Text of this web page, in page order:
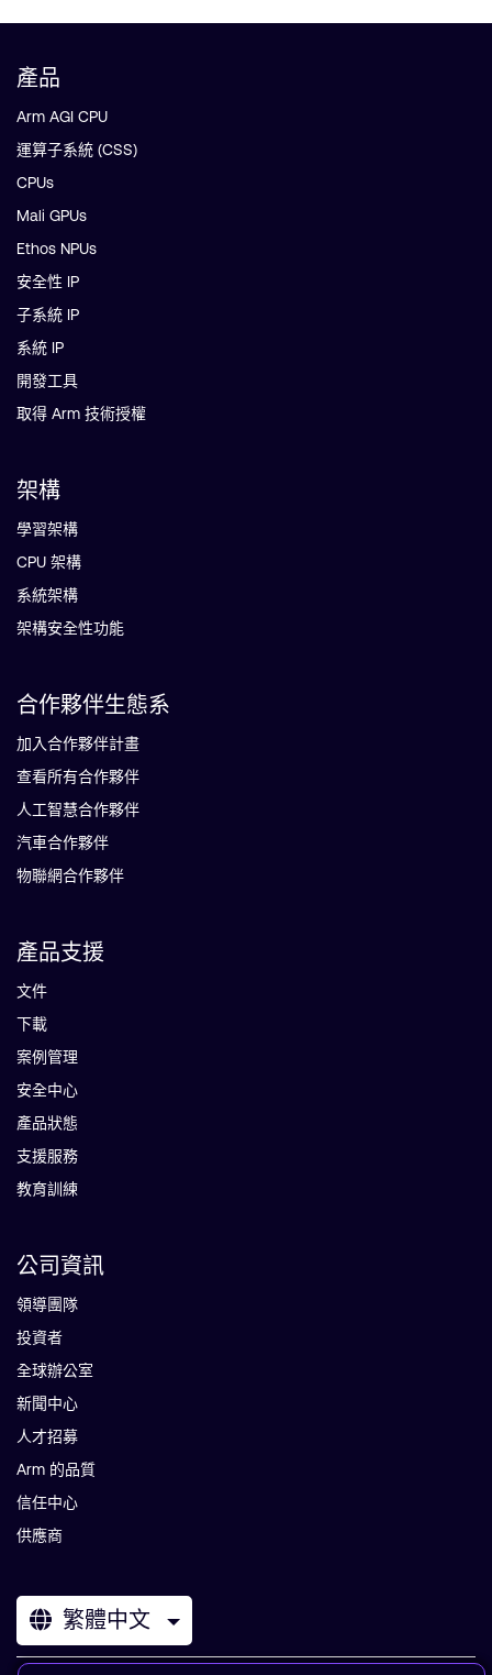
產品
Arm AGI CPU
運算子系統 (CSS)
CPUs
Mali GPUs
Ethos NPUs
安全性 IP
子系統 IP
系統 IP
開發工具
取得 Arm 技術授權
架構
學習架構
CPU 架構
系統架構
架構安全性功能
合作夥伴生態系
加入合作夥伴計畫
查看所有合作夥伴
人工智慧合作夥伴
汽車合作夥伴
物聯網合作夥伴
產品支援
文件
下載
案例管理
安全中心
產品狀態
支援服務
教育訓練
公司資訊
領導團隊
投資者
全球辦公室
新聞中心
人才招募
Arm 的品質
信任中心
供應商
繁體中文